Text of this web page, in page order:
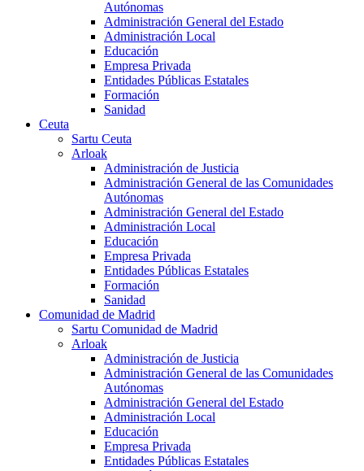
Autónomas
Administración General del Estado
Administración Local
Educación
Empresa Privada
Entidades Públicas Estatales
Formación
Sanidad
Ceuta
Sartu Ceuta
Arloak
Administración de Justicia
Administración General de las Comunidades
Autónomas
Administración General del Estado
Administración Local
Educación
Empresa Privada
Entidades Públicas Estatales
Formación
Sanidad
Comunidad de Madrid
Sartu Comunidad de Madrid
Arloak
Administración de Justicia
Administración General de las Comunidades
Autónomas
Administración General del Estado
Administración Local
Educación
Empresa Privada
Entidades Públicas Estatales